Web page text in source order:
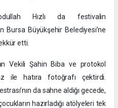
Hızlı da festivalin
Büyükşehir Belediyesi’ne
etti.
Vekili Şahin Biba ve protokol
ile hatıra fotoğrafı çektirdi.
da sahne aldığı gecede,
hazırladığı atölyeleri tek